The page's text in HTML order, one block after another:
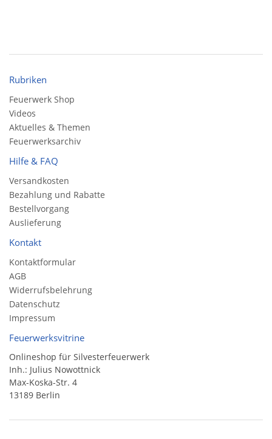
Rubriken
Feuerwerk Shop
Videos
Aktuelles & Themen
Feuerwerksarchiv
Hilfe & FAQ
Versandkosten
Bezahlung und Rabatte
Bestellvorgang
Auslieferung
Kontakt
Kontaktformular
AGB
Widerrufsbelehrung
Datenschutz
Impressum
Feuerwerksvitrine
Onlineshop für Silvesterfeuerwerk
Inh.: Julius Nowottnick
Max-Koska-Str. 4
13189 Berlin